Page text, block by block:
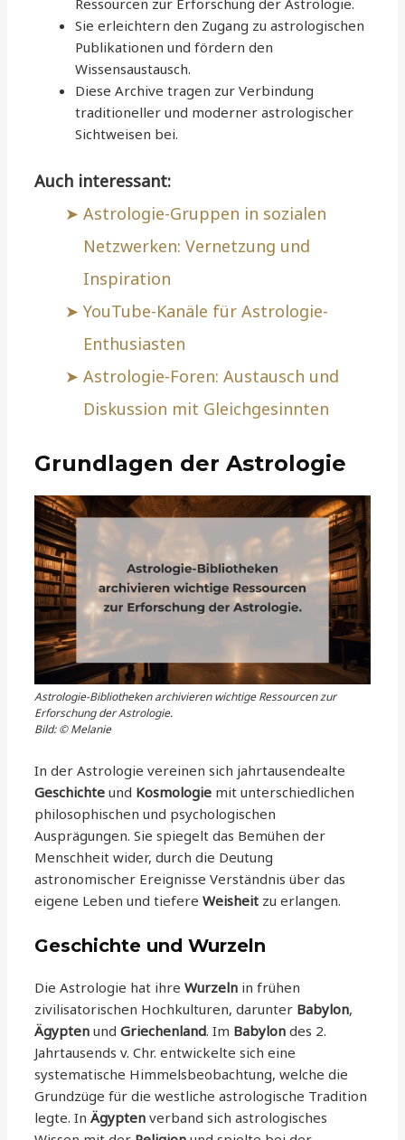
Sie erleichtern den Zugang zu astrologischen
Publikationen und fördern den
Wissensaustausch.
Diese Archive tragen zur Verbindung
traditioneller und moderner astrologischer
Sichtweisen bei.
Auch interessant:
Astrologie-Gruppen in sozialen
Netzwerken: Vernetzung und
Inspiration
YouTube-Kanäle für Astrologie-
Enthusiasten
Astrologie-Foren: Austausch und
Diskussion mit Gleichgesinnten
Grundlagen der Astrologie
Astrologie-Bibliotheken archivieren wichtige Ressourcen zur
Erforschung der Astrologie.
Bild: © Melanie
In der Astrologie vereinen sich jahrtausendealte
Geschichte und Kosmologie mit unterschiedlichen
philosophischen und psychologischen
Ausprägungen. Sie spiegelt das Bemühen der
Menschheit wider, durch die Deutung
astronomischer Ereignisse Verständnis über das
eigene Leben und tiefereWeisheit zu erlangen.
Geschichte und Wurzeln
Die Astrologie hat ihreWurzeln in frühen
zivilisatorischen Hochkulturen, darunter Babylon,
Ägypten undGriechenland. Im Babylon des 2.
Jahrtausends v. Chr. entwickelte sich eine
systematische Himmelsbeobachtung, welche die
Grundzüge für die westliche astrologische Tradition
legte. InÄgypten verband sich astrologisches